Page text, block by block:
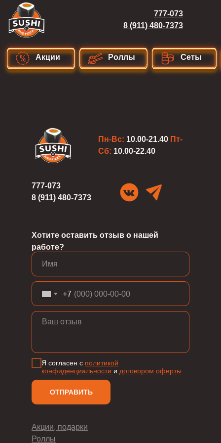
Сеты
Роллы
Акции
777-073
8 (911) 480-7373
Пн-Вс: 10.00-21.40 Пт-
Сб: 10.00-22.40
777-073
8 (911) 480-7373
Хотите оставить отзыв о нашей
работе?
Акции, подарки
Роллы
+7
Я согласен с политикой
конфиденциальности и договором оферты
ОТПРАВИТЬ